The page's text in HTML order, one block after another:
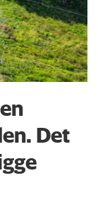
Det